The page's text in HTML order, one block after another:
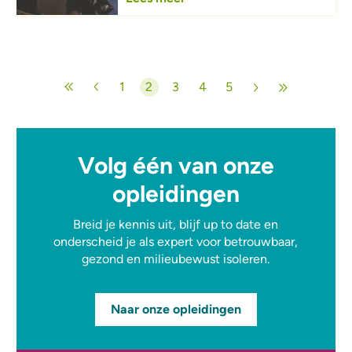
Paginering Pagina
1 Huidige pagina
2 Pagina
3 Pagina
4 Pagina
5
Volg één van onze
opleidingen
Breid je kennis uit, blijf up to date en
onderscheid je als expert voor betrouwbaar,
gezond en milieubewust isoleren.
Naar onze opleidingen